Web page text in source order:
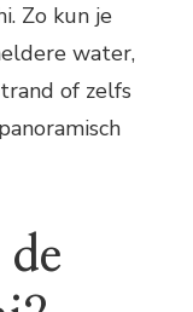
Zo kun je
water,
of zelfs